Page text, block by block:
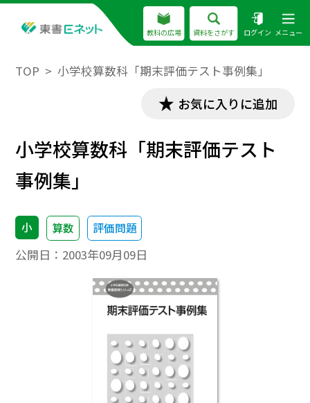
教科の広場 資料をさがす ログイン メニュー
TOP 小学校算数科「期末評価テスト事例集」
お気に入りに追加
小学校算数科「期末評価テスト
事例集」
小 算数 評価問題
公開日： 2003年09月09日